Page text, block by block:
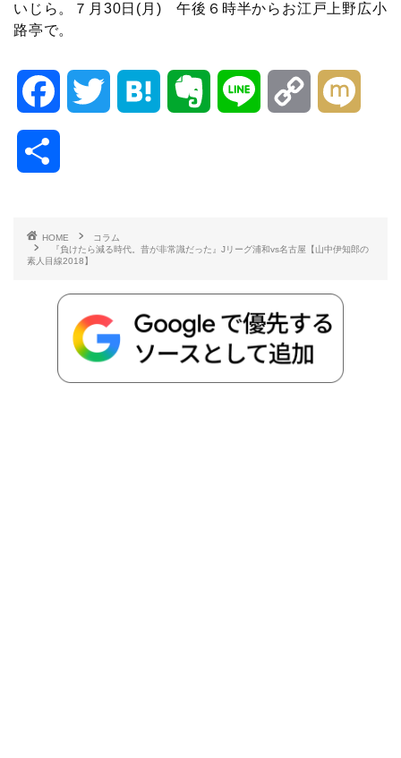
いじら。７月30日(月) 午後６時半からお江戸上野広小
路亭で。
b
o
r t n
HOME
コラム
『負けたら減る時代。昔が非常識だった』Jリーグ浦和vs名古屋【山中伊知郎の
素人目線2018】